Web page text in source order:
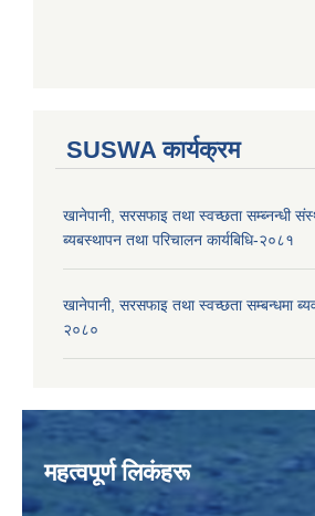
SUSWA कार्यक्रम
खानेपानी, सरसफाइ तथा स्वच्छता सम्ब्नन्धी
ब्यबस्थापन तथा परिचालन कार्यबिधि-२०८१
खानेपानी, सरसफाइ तथा स्वच्छता सम्बन्धमा
२०८०
महत्वपूर्ण लिकंहरू